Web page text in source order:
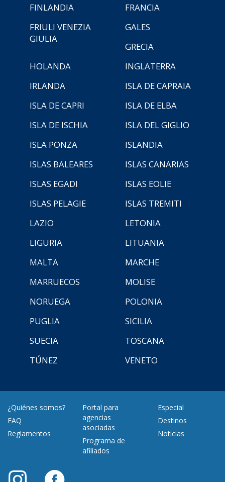
FINLANDIA
FRANCIA
FRIULI VENEZIA
GIULIA
GALES
GRECIA
HOLANDA
INGLATERRA
IRLANDA
ISLA DE CAPRAIA
ISLA DE CAPRI
ISLA DE ELBA
ISLA DE ISCHIA
ISLA DEL GIGLIO
ISLA PONZA
ISLANDIA
ISLAS BALEARES
ISLAS CANARIAS
ISLAS EGADI
ISLAS EOLIE
ISLAS PELAGIE
ISLAS TREMITI
LAZIO
LETONIA
LIGURIA
LITUANIA
MALTA
MARCHE
MARRUECOS
MOLISE
NORUEGA
POLONIA
PUGLIA
SICILIA
SUECIA
TOSCANA
TÚNEZ
VENETO
¿Quiénes somos?
FAQ
Reglamentos
Portal para
agencias
asociadas
Programa de
afiliados
Especial
Destinos
Noticias